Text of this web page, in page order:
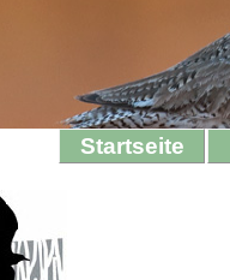
Startseite